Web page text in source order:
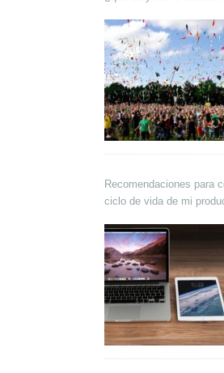
Recomendaciones para
ciclo de vida de mi